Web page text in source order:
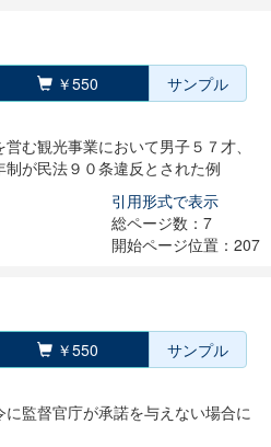
￥550 サンプル
む観光事業において男子５７才、
が民法９０条違反とされた例
引用形式で表示
総ページ数：7
開始ページ位置：207
￥550 サンプル
監督官庁が承諾を与えない場合に